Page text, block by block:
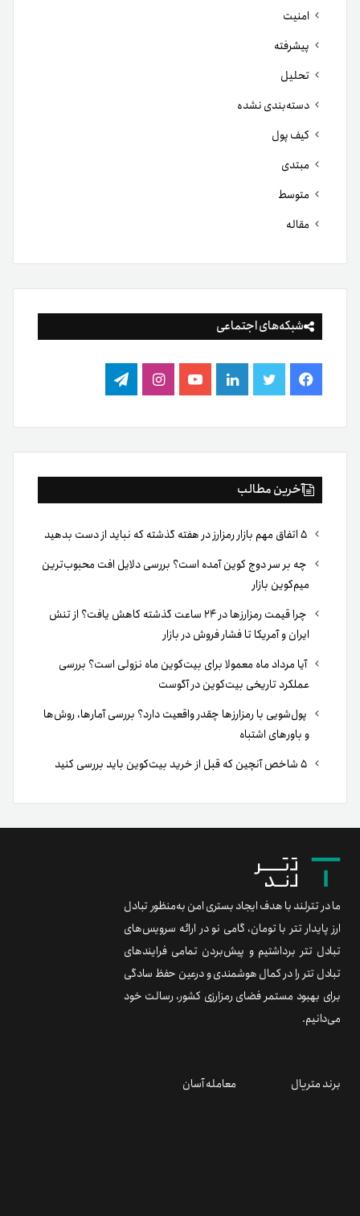
امنیت
پیشرفته
تحلیل
دسته‌بندی نشده
کیف پول
مبتدی
متوسط
مقاله
شبکه‌های اجتماعی
فیس
بوک
توییتر لینکدینیوتیوباینستاگرام
تلگرام
آخرین مطالب
چه بر سر دوج کوین آمده است؟ بررسی دلایل افت محبوب‌ترین
میم‌کوین بازار
چرا قیمت رمزارزها در ۲۴ ساعت گذشته کاهش یافت؟ از تنش
ایران و آمریکا تا فشار فروش در بازار
آیا مرداد ماه معمولا برای بیت‌کوین ماه نزولی است؟ بررسی
عملکرد تاریخی بیت‌کوین در آگوست
پول‌شویی با رمزارزها چقدر واقعیت دارد؟ بررسی آمارها، روش‌ها
و باورهای اشتباه
ما در تترلند با هدف ایجاد بستری امن به‌منظور تبادل
ارز پایدار تتر با تومان، گامی نو در ارائه سرویس‌های
تبادل تتر برداشتیم و پیش‌بردن تمامی فرایندهای
تبادل تتر را در کمال هوشمندی و درعین حفظ سادگی
برای بهبود مستمر فضای رمزارزی کشور، رسالت خود
می‌دانیم.
برند متریال معامله آسان